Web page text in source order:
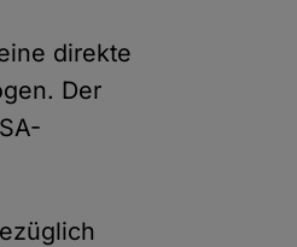
direkte
Der